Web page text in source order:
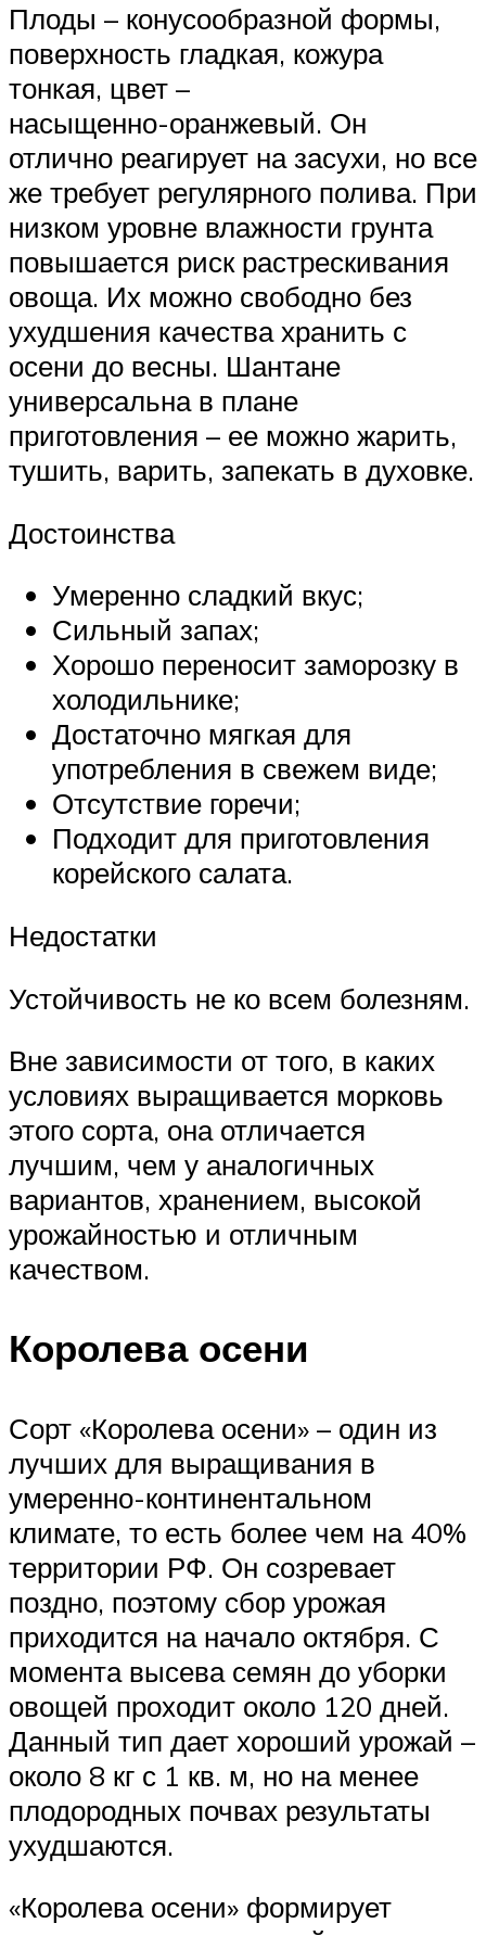
Плоды – конусообразной формы,
поверхность гладкая, кожура
тонкая, цвет –
насыщенно-оранжевый. Он
отлично реагирует на засухи, но все
же требует регулярного полива. При
низком уровне влажности грунта
повышается риск растрескивания
овоща. Их можно свободно без
ухудшения качества хранить с
осени до весны. Шантане
универсальна в плане
приготовления – ее можно жарить,
тушить, варить, запекать в духовке.
Достоинства
Умеренно сладкий вкус;
Сильный запах;
Хорошо переносит заморозку в
холодильнике;
Достаточно мягкая для
употребления в свежем виде;
Отсутствие горечи;
Подходит для приготовления
корейского салата.
Недостатки
Устойчивость не ко всем болезням.
Вне зависимости от того, в каких
условиях выращивается морковь
этого сорта, она отличается
лучшим, чем у аналогичных
вариантов, хранением, высокой
урожайностью и отличным
качеством.
Королева осени
Сорт «Королева осени» – один из
лучших для выращивания в
умеренно-континентальном
климате, то есть более чем на 40%
территории РФ. Он созревает
поздно, поэтому сбор урожая
приходится на начало октября. С
момента высева семян до уборки
овощей проходит около 120 дней.
Данный тип дает хороший урожай –
около 8 кг с 1 кв. м, но на менее
плодородных почвах результаты
ухудшаются.
«Королева осени» формирует